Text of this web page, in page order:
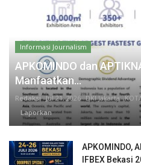
Informasi Journalism
APKOMINDO dan
Manfaatkan...
Redaksi Jul 21, 2026 DKI Jakarta
Laporkan
APKOMINDO,
IFBEX Bekasi